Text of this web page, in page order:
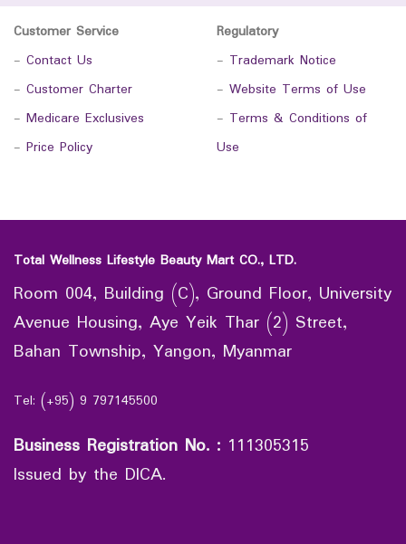
Customer Service
- Contact Us
- Customer Charter
- Medicare Exclusives
- Price Policy
Regulatory
- Trademark Notice
- Website Terms of Use
- Terms & Conditions of
Use
Total Wellness Lifestyle Beauty Mart CO., LTD.
Room 004, Building (C), Ground Floor, University
Avenue Housing, Aye Yeik Thar (2) Street,
Bahan Township, Yangon, Myanmar
Tel: (+95) 9 797145500
Business Registration No. : 111305315
Issued by the DICA.